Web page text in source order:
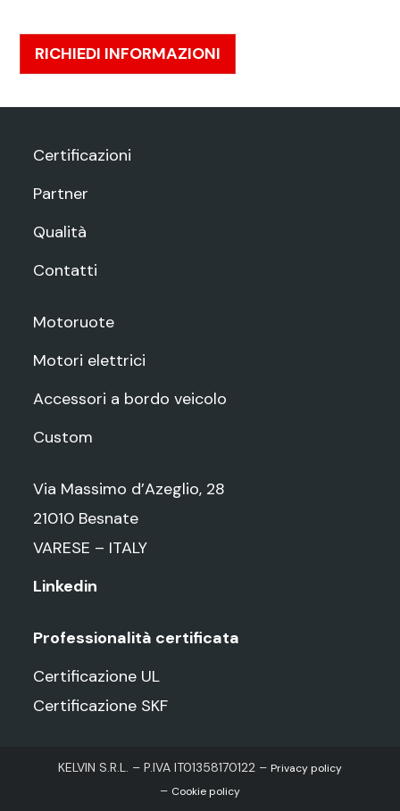
RICHIEDI INFORMAZIONI
Certificazioni
Partner
Qualità
Contatti
Motoruote
Motori elettrici
Accessori a bordo veicolo
Custom
Via Massimo d’Azeglio, 28
21010 Besnate
VARESE – ITALY
Linkedin
Professionalità certificata
Certificazione UL
Certificazione SKF
KELVIN S.R.L. – P.IVA IT01358170122 – Privacy policy
– Cookie policy